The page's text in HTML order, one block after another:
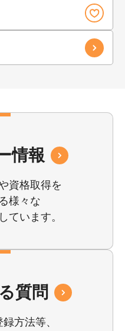
情報
資格取得を
様々な
ています。
質問
⽅法等、